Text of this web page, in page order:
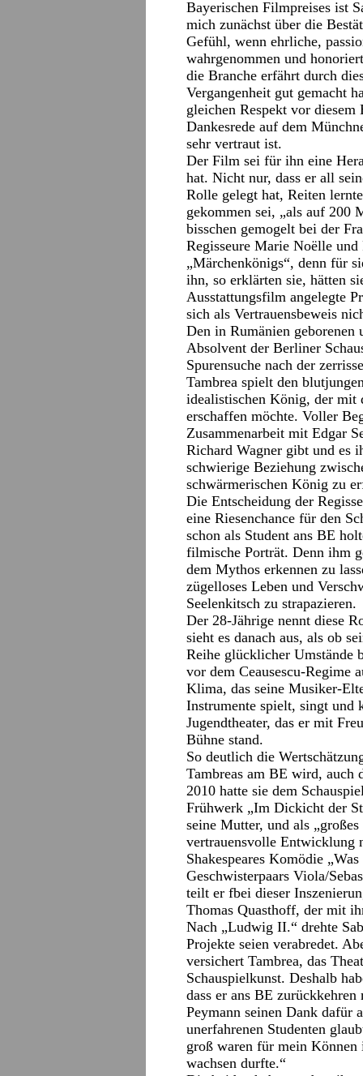
Bayerischen Filmpreises ist
mich zunächst über die
Gefühl, wenn ehrliche,
wahrgenommen und
die Branche erfährt durch
Vergangenheit gut gemacht
gleichen Respekt vor diesem
Dankesrede auf dem
sehr vertraut ist.
Der Film sei für ihn eine
hat. Nicht nur, dass er all
Rolle gelegt hat, Reiten
gekommen sei, „als auf 200
bisschen gemogelt bei der
Regisseure Marie Noëlle
„Märchenkönigs“, denn für
ihn, so erklärten sie, hätten
Ausstattungsfilm angelegte
sich als Vertrauensbeweis
Den in Rumänien geborenen
Absolvent der Berliner
Spurensuche nach der
Tambrea spielt den
idealistischen König, der mit
erschaffen möchte. Voller
Zusammenarbeit mit Edgar
Richard Wagner gibt und es
schwierige Beziehung
schwärmerischen König zu
Die Entscheidung der
eine Riesenchance für den
schon als Student ans BE
filmische Porträt. Denn ihm
dem Mythos erkennen zu
zügelloses Leben und
Seelenkitsch zu strapazieren.
Der 28-Jährige nennt diese
sieht es danach aus, als ob
Reihe glücklicher Umstände
vor dem Ceausescu-Regime
Klima, das seine Musiker-
Instrumente spielt, singt und
Jugendtheater, das er mit
Bühne stand.
So deutlich die
Tambreas am BE wird,
2010 hatte sie dem
Frühwerk „Im Dickicht der
seine Mutter, und als
vertrauensvolle Entwicklung
Shakespeares Komödie
Geschwisterpaars Viola/
teilt er fbei dieser
Thomas Quasthoff, der mit
Nach „Ludwig II.“ drehte
Projekte seien verabredet.
versichert Tambrea, das
Schauspielkunst. Deshalb
dass er ans BE
Peymann seinen Dank dafür
unerfahrenen Studenten
groß waren für mein
wachsen durfte.“